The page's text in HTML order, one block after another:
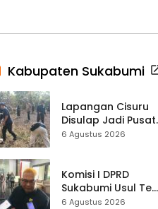
Kabupaten Sukabumi
Lapangan Cisuru
Disulap Jadi Pusat
Perayaan HUT RI,
Satukan Tenaga
6 Agustus 2026
Komisi I DPRD
Sukabumi Usul Tes
Rambut Jadi
6 Agustus 2026